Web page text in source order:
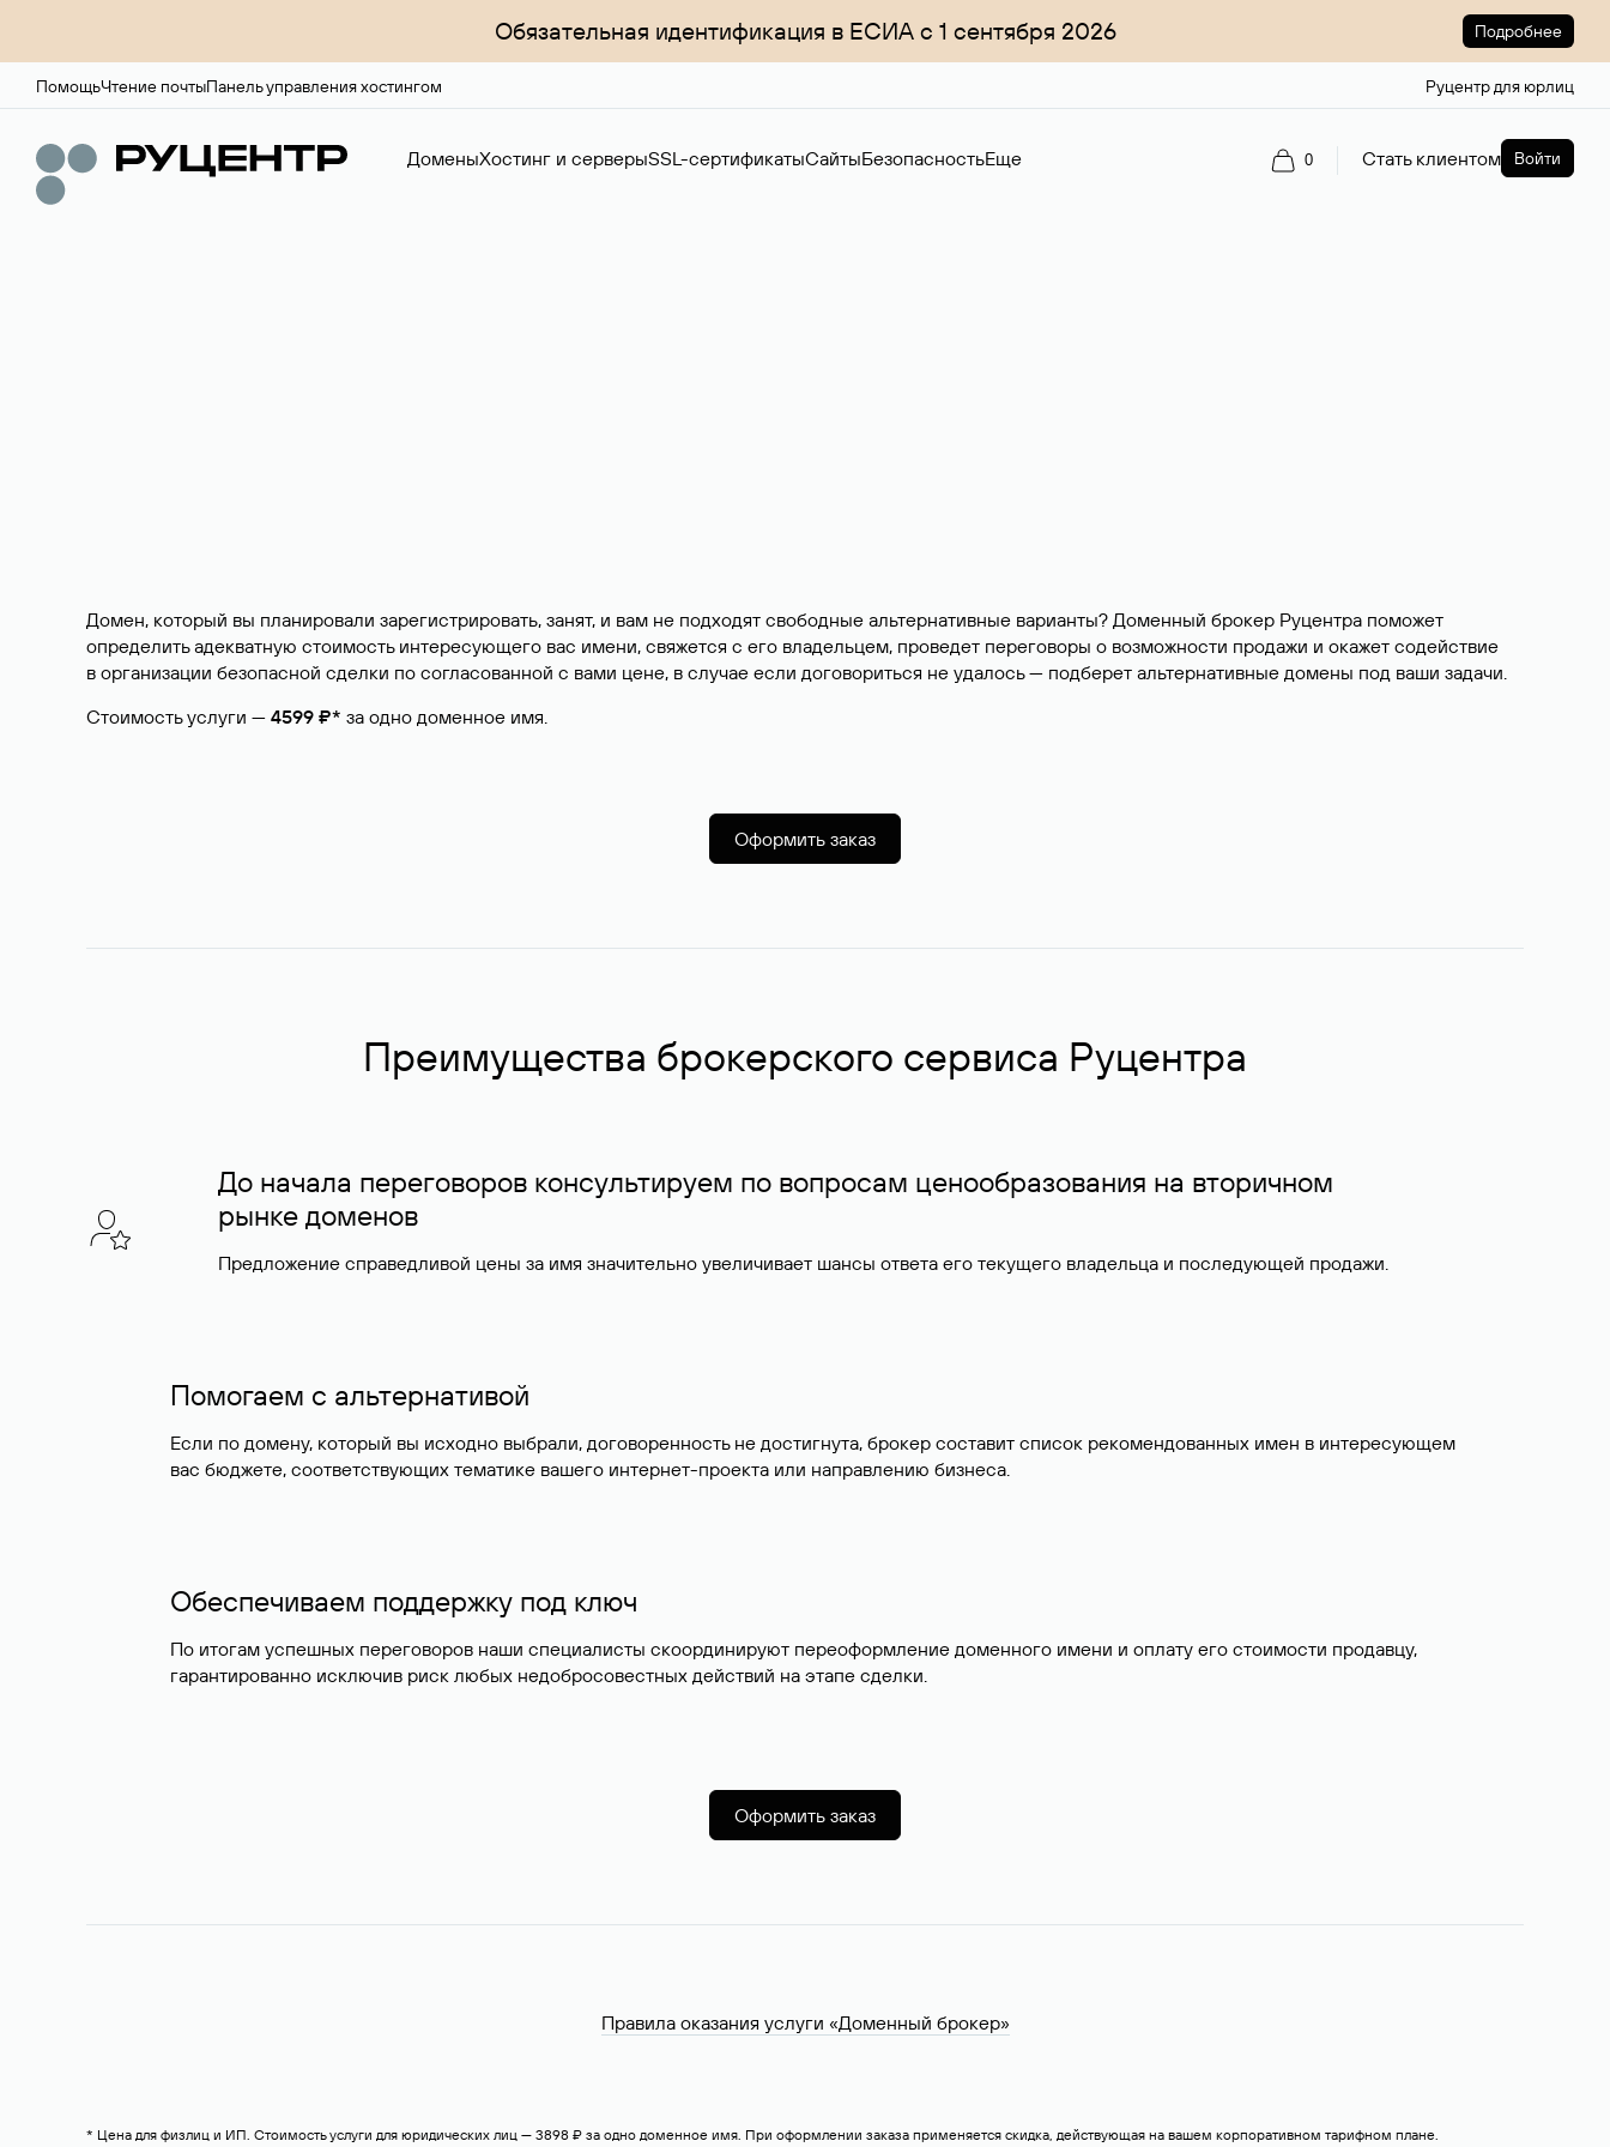
Обязательная идентификация в ЕСИА с 1 сентября 2026 Подробнее
ПомощьЧтение почтыПанель управления хостингом Руцентр для юрлиц
ДоменыХостинг и серверыSSL-сертификатыСайтыБезопасностьЕще 0 Стать клиентом Войти
Домен, который вы планировали зарегистрировать, занят, и вам не подходят свободные альтернативные варианты? Доменный брокер Руцентра поможет
определить адекватную стоимость интересующего вас имени, свяжется с его владельцем, проведет переговоры о возможности продажи и окажет содействие
в организации безопасной сделки по согласованной с вами цене, в случае если договориться не удалось — подберет альтернативные домены под ваши задачи.
Стоимость услуги — 4599 ₽* за одно доменное имя.
Оформить заказ
Преимущества брокерского сервиса Руцентра
До начала переговоров консультируем по вопросам ценообразования на вторичном
рынке доменов
Предложение справедливой цены за имя значительно увеличивает шансы ответа его текущего владельца и последующей продажи.
Помогаем с альтернативой
Если по домену, который вы исходно выбрали, договоренность не достигнута, брокер составит список рекомендованных имен в интересующем
вас бюджете, соответствующих тематике вашего интернет-проекта или направлению бизнеса.
Обеспечиваем поддержку под ключ
По итогам успешных переговоров наши специалисты скоординируют переоформление доменного имени и оплату его стоимости продавцу,
гарантированно исключив риск любых недобросовестных действий на этапе сделки.
Оформить заказ
Правила оказания услуги «Доменный брокер»
* Цена для физлиц и ИП. Стоимость услуги для юридических лиц — 3898 ₽ за одно доменное имя. При оформлении заказа применяется скидка, действующая на вашем корпоративном тарифном плане.